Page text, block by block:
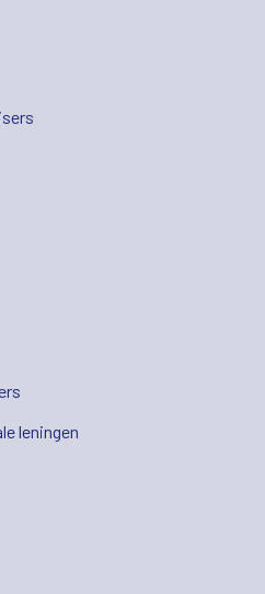
leningen